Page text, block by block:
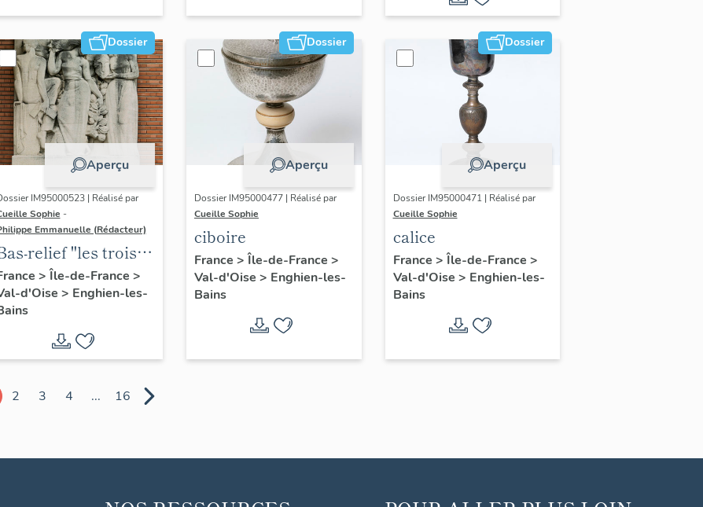
Dossier
Aperçu
IM95000523 | Réalisé par
Sophie -
Emmanuelle (Rédacteur)
relief "les trois
le
le
et le
moderne"
> Île-de-France >
d'Oise > Enghien-les-
Dossier
Aperçu
Dossier IM95000477 | Réalisé par
Cueille Sophie
ciboire
France > Île-de-France >
Val-d'Oise > Enghien-les-
Bains
Dossier
Aperçu
Dossier IM95000471 | Réalisé par
Cueille Sophie
calice
France > Île-de-France >
Val-d'Oise > Enghien-les-
Bains
2 3 4 ... 16